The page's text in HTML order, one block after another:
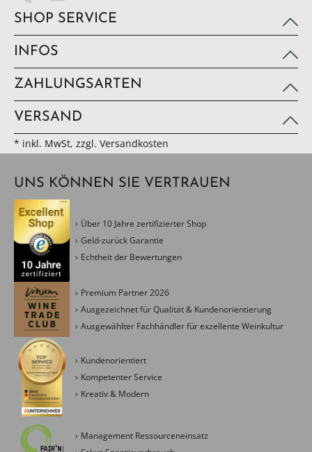
SHOP SERVICE
INFOS
ZAHLUNGSARTEN
VERSAND
* inkl. MwSt, zzgl. Versandkosten
UNS KÖNNEN SIE VERTRAUEN
Über 10 Jahre zertifizierter Shop
Geld-zurück Garantie
Echtheit der Bewertungen
Premium Partner 2026
Ausgezeichnet für Qualität & Kundenorientierung
Ausgewählter Fachhändler für exzellente Weinkultur
Kundenorientiert
Kompetenter Service
Kreativ & Modern
Management Ressourceneinsatz